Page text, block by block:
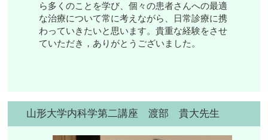
ら多くのことを学び、個々の患者さんへの最適
な治療について常に考えながら、日常診療に携
わっていきたいと思います。貴重な経験をさせ
ていただき，ありがとうございました。
山形大学内科学第二講座 渡部 貴大先生